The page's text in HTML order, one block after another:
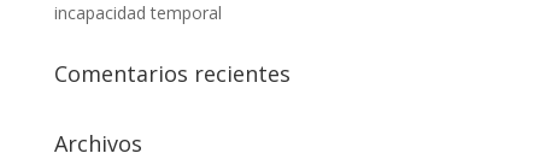
incapacidad temporal
Comentarios recientes
Archivos